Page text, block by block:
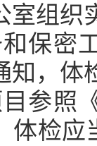
室组织
保密
知，体
参照
体检